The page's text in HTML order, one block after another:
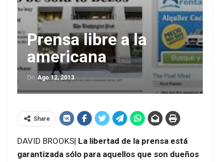
Prensa libre a la
americana
On Ago 12, 2013
Share
DAVID BROOKS| La libertad de la prensa está
garantizada sólo para aquellos que son dueños